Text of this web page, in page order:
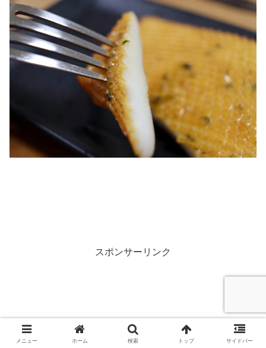
スポンサーリンク
メニュー ホーム 検索 トップ サイドバー